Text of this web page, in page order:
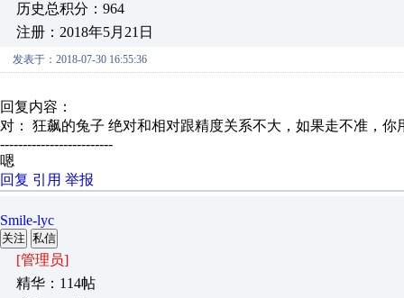
历史总积分：964
注册：2018年5月21日
发表于：2018-07-30 16:55:36
回复内容：
对： 狂飙的兔子 绝对和相对跟精度关系不大，如果走不准，你
-------------------------
嗯
回复 引用 举报
Smile-lyc
关注 私信
[管理员]
精华：114帖